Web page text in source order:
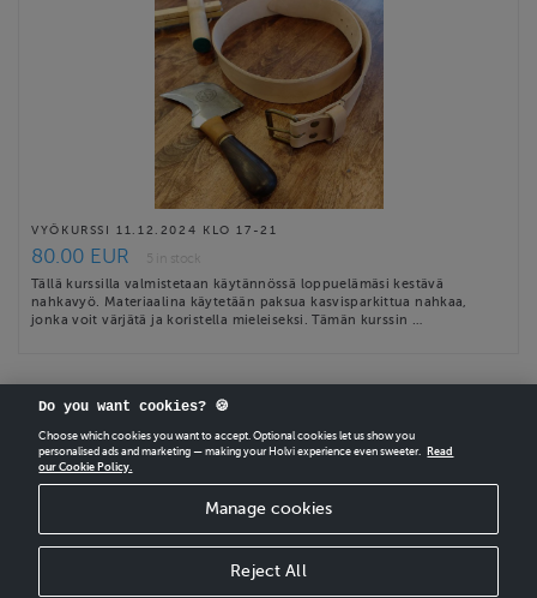
VYÖKURSSI 11.12.2024 KLO 17-21
80.00 EUR
5 in stock
Tällä kurssilla valmistetaan käytännössä loppuelämäsi kestävä
nahkavyö. Materiaalina käytetään paksua kasvisparkittua nahkaa,
jonka voit värjätä ja koristella mieleiseksi. Tämän kurssin …
CREATEYOUR OWN HOLVI ONLINE STORE IN MINUTES.
Do you want cookies? 🍪
Choose which cookies you want to accept. Optional cookies let us show you
personalised ads and marketing — making your Holvi experience even sweeter.
Read
our Cookie Policy.
Manage cookies
Reject All